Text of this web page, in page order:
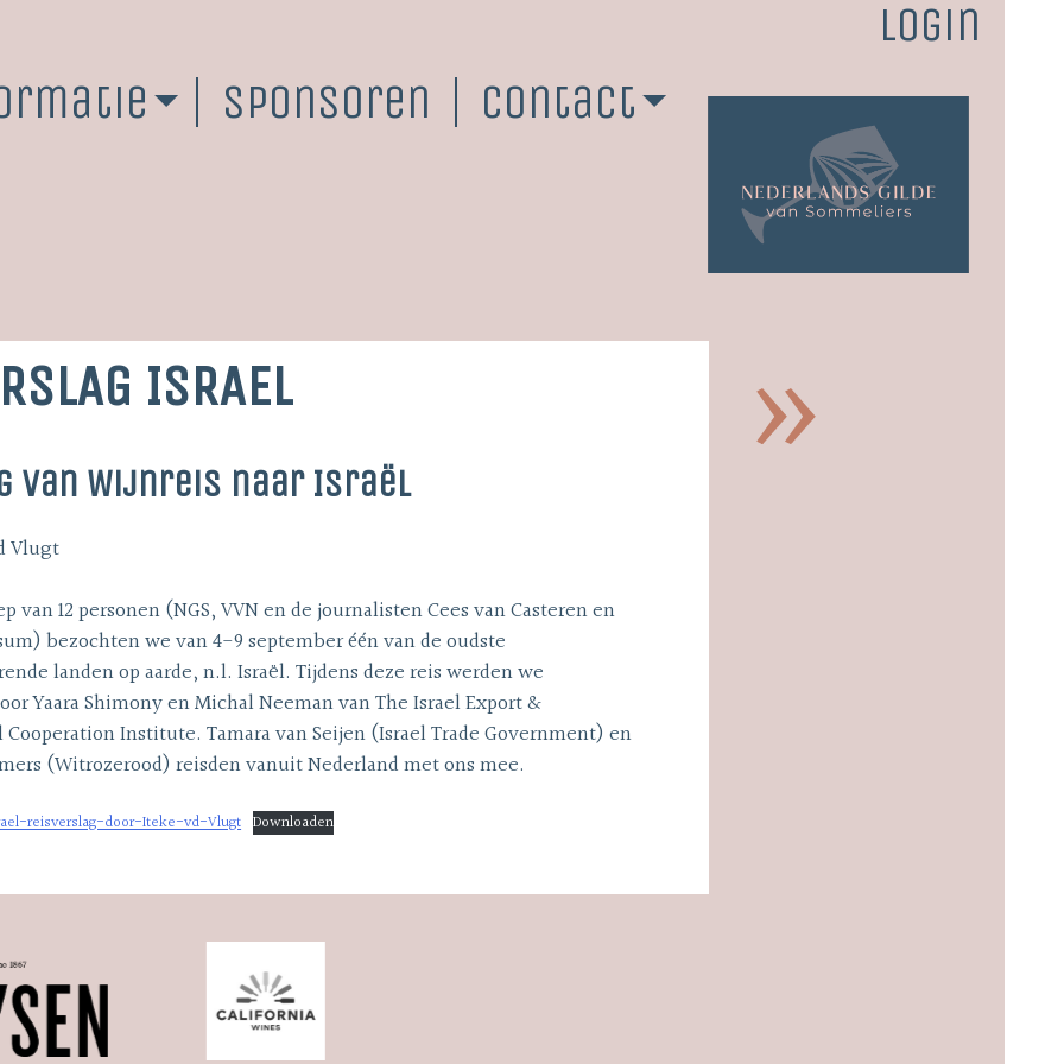
Login
Sponsoren Contact
ISRAEL
van Wijnreis naar Israël
Vlugt
van 12 personen (NGS, VVN en de journalisten Cees van Casteren en
bezochten we van 4-9 september één van de oudste
landen op aarde, n.l. Israël. Tijdens deze reis werden we
Yaara Shimony en Michal Neeman van The Israel Export &
Institute. Tamara van Seijen (Israel Trade Government) en
(Witrozerood) reisden vanuit Nederland met ons mee.
reisverslag-door-Iteke-vd-Vlugt Downloaden